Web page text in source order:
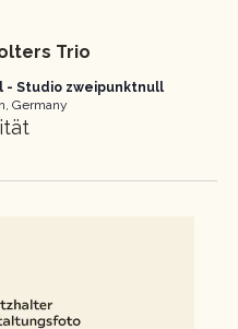
Trio
- Studio zweipunktnull
Germany